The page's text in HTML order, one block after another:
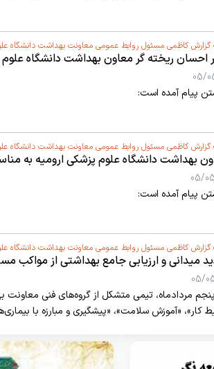
گزارش کاظمی مسئول روابط عمومی معاونت بهداشت دانشگاه
احسان ریخته گر معاون بهداشت دانشگاه
هفته جهانی شیرمادر را تبریک گفت.05/
پیام آمده است:
گزارش کاظمی مسئول روابط عمومی معاونت بهداشت دانشگاه
بهداشت دانشگاه علوم پزشکی ارومیه به
صادر نمود
05/
پیام آمده است:
گزارش کاظمی مسئول روابط عمومی معاونت بهداشت دانشگاه
میدانی و ارزیابی جامع بهداشتی از مواکب
05/
مردادماه، تیمی متشکل از گروه‌های فنی
کار»، «آموزش سلامت»، «پیشگیری و مبارزه با